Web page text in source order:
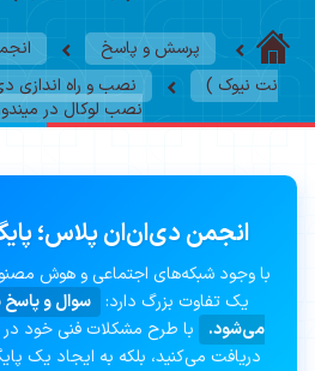
پرسش و پاسخ
نت نیوک )
نصب و راه اندازی
نصب لوکال در میندوز
انجمن دی‌ان‌ان پلاس؛
با وجود شبکه‌های اجتماعی و هوش
یک تفاوت بزرگ دارد: سوال و پاسخ
می‌شود.
با طرح مشکلات فنی خود در
دریافت می‌کنید، بلکه به ایجاد یک